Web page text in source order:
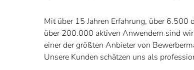
Mit über 15 Jahren Erfahrung, über 6.500
über 200.000 aktiven Anwendern sind
einer der größten Anbieter von
Unsere Kunden schätzen uns als